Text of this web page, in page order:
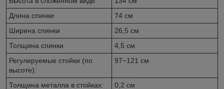
Длина спинки
74 см
Ширина спинки
26,5 см
Толщина спинки
4,5 см
Регулируемые стойки (по
высоте):
97−121 см
Толщина металла в стойках:
0,2 см